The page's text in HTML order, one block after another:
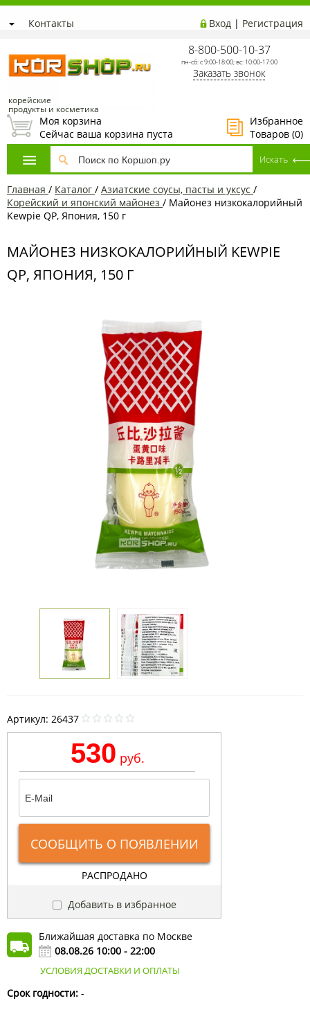
Контакты Вход | Регистрация
корейские
продукты и косметика
8-800-500-10-37
пн-сб: с 9:00-18:00; вс: 10:00-17:00
Заказать звонок
Избранное
Товаров (0)
Моя корзина
Сейчас ваша корзина пуста
Главная / Каталог / Азиатские соусы, пасты и уксус /
Корейский и японский майонез / Майонез низкокалорийный
Kewpie QP, Япония, 150 г
МАЙОНЕЗ НИЗКОКАЛОРИЙНЫЙ KEWPIE
QP, ЯПОНИЯ, 150 Г
Артикул: 26437
530 руб.
СООБЩИТЬ О ПОЯВЛЕНИИ
РАСПРОДАНО
Добавить в избранное
Ближайшая доставка по Москве
08.08.26 10:00 - 22:00
УСЛОВИЯ ДОСТАВКИ И ОПЛАТЫ
Срок годности: -